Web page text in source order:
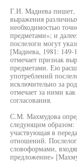
Г.И. Мадиева пишет,
выражения
необходимостью
предметами»; и
послелоги могут
[Мадиева, 1981:
отмечает признак
предметами. Ею
употреблений
исключительно за
отмечает за ними
согласования.
С.М. Махмудова
следующим образом:
участвующая в
отношений.
словоформами,
предложение»